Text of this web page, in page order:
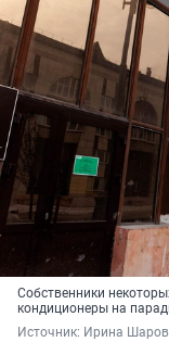
Собственники
кондиционеры на
Источник: Ирина